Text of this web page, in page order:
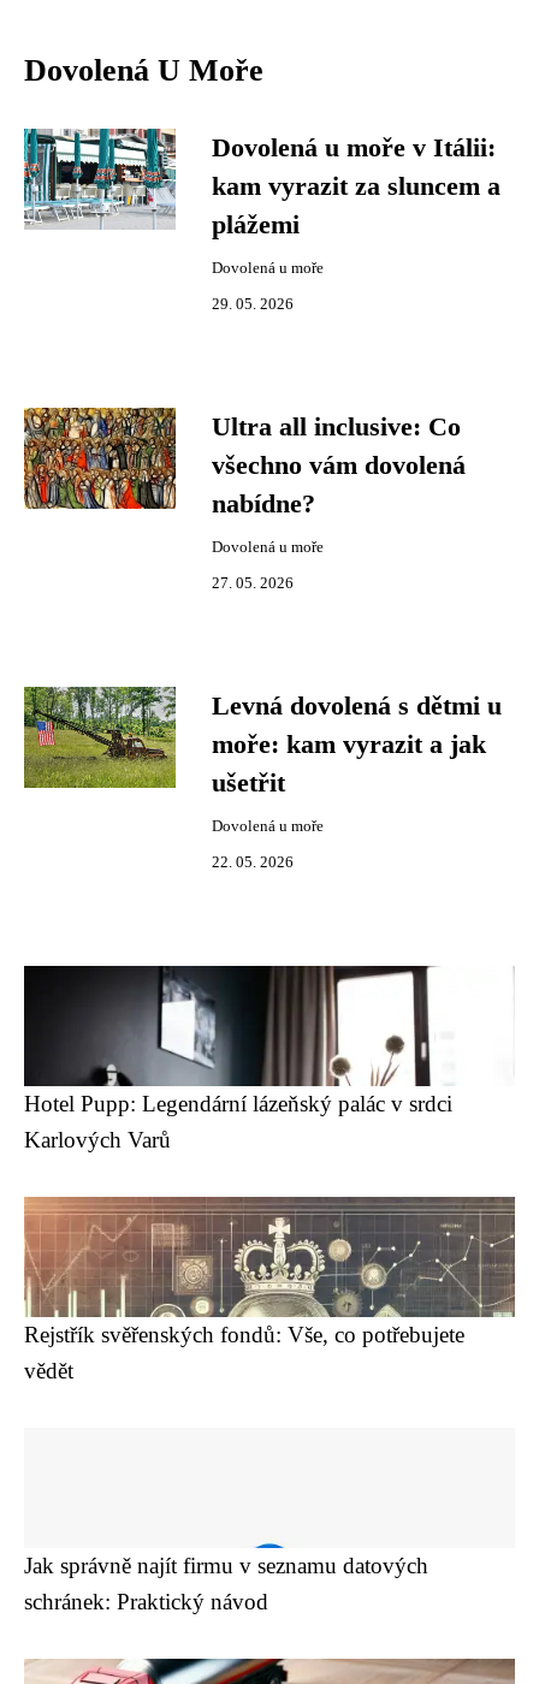
Dovolená U Moře
Dovolená u moře v Itálii:
kam vyrazit za sluncem a
plážemi
Dovolená u moře
29. 05. 2026
Ultra all inclusive: Co
všechno vám dovolená
nabídne?
Dovolená u moře
27. 05. 2026
Levná dovolená s dětmi u
moře: kam vyrazit a jak
ušetřit
Dovolená u moře
22. 05. 2026
Hotel Pupp: Legendární lázeňský palác v srdci
Karlových Varů
Rejstřík svěřenských fondů: Vše, co potřebujete
vědět
Jak správně najít firmu v seznamu datových
schránek: Praktický návod